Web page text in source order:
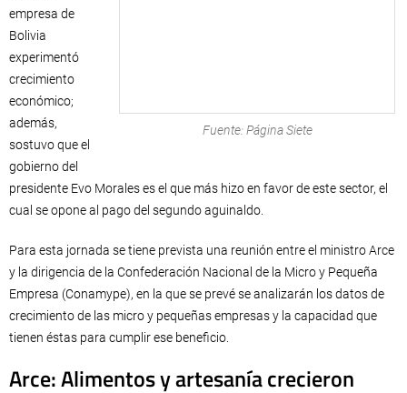
Fuente: Página Siete
empresa de
Bolivia
experimentó
crecimiento
económico;
además,
sostuvo que el
gobierno del
presidente Evo Morales es el que más hizo en favor de este sector, el
cual se opone al pago del segundo aguinaldo.
Para esta jornada se tiene prevista una reunión entre el ministro Arce
y la dirigencia de la Confederación Nacional de la Micro y Pequeña
Empresa (Conamype), en la que se prevé se analizarán los datos de
crecimiento de las micro y pequeñas empresas y la capacidad que
tienen éstas para cumplir ese beneficio.
Arce: Alimentos y artesanía crecieron